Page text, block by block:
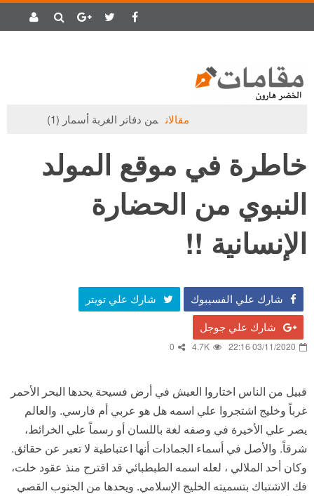
مقالات من دفاتر الغربة أسمار (1)
خاطرة في موقع المولد
النبوي من الحضارة
الإنسانية !!
شارك علي الفسيبوك شارك علي تويتر
شارك علي جوجل
03/11/2020 22:16
4.7K
0
قبيل من الناس اختاروا العيش في أرض فسيحة يحدها البحر الأحمر
غرباً وخليج اشتجروا علي اسمه هل هو عربي أم فارسي. والعالم
يصر علي الأخيرة في وصفه لغة باللسان أو رسماً علي الخرائط،
شرقاً. والأصل في أسماء الجمادات أنها اعتباطية لا تعبر عن حقائق.
وكان أحد الملالي ، لعله اسمه الطبطبائي قد اقترح منذ عقود خلت،
فك الاشتباك بتسميته الخليج الإسلامي. ويحدها من الجنوب القصي